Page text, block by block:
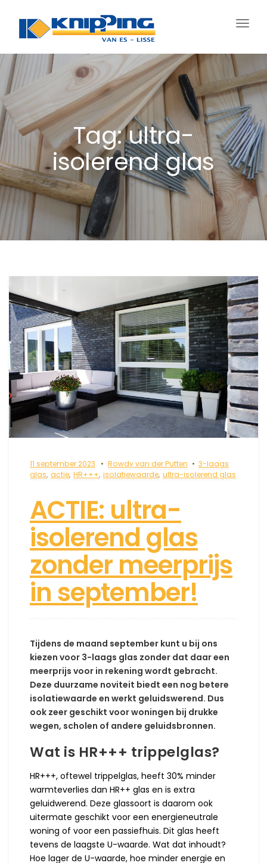
Tag: ultra-
isolerend glas
11 september 2023 Rowdy van der Putten
3-laags
glas, actie, HR+++, isolatiewaarde, ultra-isolerend glas
ACTIE: ultra-
isolerend glas
zonder meerprijs
in september!
Tijdens de maand september kunt u bij ons
kiezen voor 3-laags glas zonder dat daar een
meerprijs voor in rekening wordt gebracht.
Deze duurzame noviteit biedt een nog betere
isolatiewaarde en werkt geluidswerend. Dus
ook zeer geschikt voor woningen bij drukke
wegen, scholen of andere geluidsbronnen.
Wat is HR+++ trippelglas?
HR+++, oftewel trippelglas, heeft 30% minder
warmteverlies dan HR++ glas en is extra
geluidwerend. Deze glassoort is daarom ook
uitermate geschikt voor een energieneutrale
woning of voor een passiefhuis. Dit glas heeft
tevens de laagste U-waarde. Wat dat inhoudt?
Hoe lager de U-waarde, hoe minder energie en